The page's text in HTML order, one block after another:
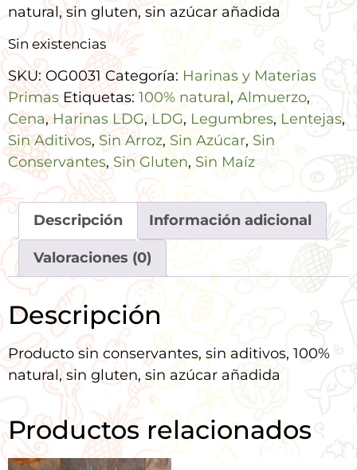
natural, sin gluten, sin azúcar añadida
Sin existencias
SKU:OG0031 Categoría:Harinas y Materias
Primas Etiquetas:100% natural,Almuerzo,
Cena,Harinas LDG,LDG,Legumbres, Lentejas,
Sin Aditivos, Sin Arroz, Sin Azúcar, Sin
Conservantes, Sin Gluten,Sin Maíz
Descripción Información adicional
Valoraciones (0)
Descripción
Producto sin conservantes, sin aditivos, 100%
natural, sin gluten, sin azúcar añadida
Productos relacionados